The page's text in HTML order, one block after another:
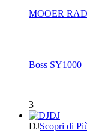
Boss SY1000
3
DJ
DJScopri di